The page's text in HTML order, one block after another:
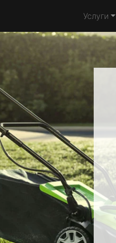
Услуги